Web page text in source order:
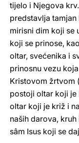
tijelo i Njegova
predstavlja
mirisni dim koji se
koji se prinose,
oltar, svećenika i
prinosnu vezu
Kristovom žrtvom
postoji oltar koji je
oltar koji je križ i
naših darova,
sâm Isus koji se